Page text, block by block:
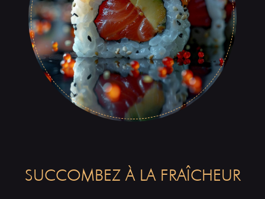
SUCCOMBEZ À LA FRAÎCHEUR